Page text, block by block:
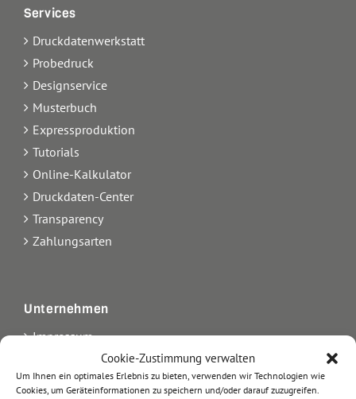
Cookie-Zustimmung verwalten
Um Ihnen ein optimales Erlebnis zu bieten, verwenden wir Technologien wie
Cookies, um Geräteinformationen zu speichern und/oder darauf zuzugreifen.
Services
Druckdatenwerkstatt
Probedruck
Designservice
Musterbuch
Expressproduktion
Tutorials
Online-Kalkulator
Druckdaten-Center
Transparency
Zahlungsarten
Unternehmen
Impressum
Über uns